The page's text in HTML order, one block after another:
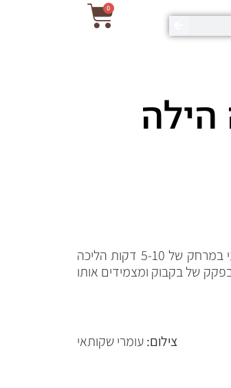
0
רובנו הגענו לאירוח המקסים של איריס ועופר כבר ביום חמישי בערב, הרכבנו 5 פלטות עקבות ויצאנו להציבם במקום פתוח וסלעי במרחק של 5-10 דקות הליכה
של בקבוק ומצמידים אותו
צילום:עומרי שקותאי